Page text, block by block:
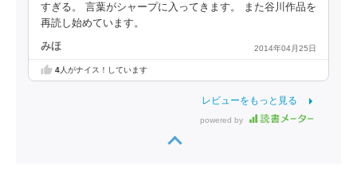
すぎる。 言葉がシャープに入ってきます。 また谷川作品を
再読し始めています。
みほ 2014年04月25日
4人がナイス！しています
レビューをもっと見る
powered by